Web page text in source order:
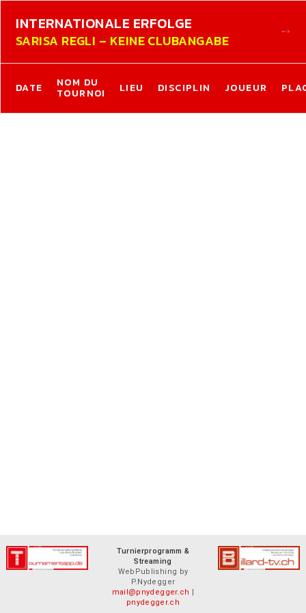
INTERNATIONALE ERFOLGE
SARISA REGLI – KEINE CLUBANGABE
DATE NOM DU
TOURNOI LIEU DISCIPLIN JOUEUR
Turnierprogramm &
Streaming
WebPublishing by
P.Nydegger
mail@pnydegger.ch |
pnydegger.ch